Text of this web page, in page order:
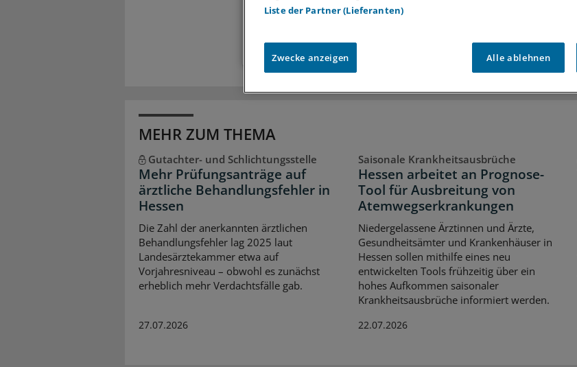
Zugriff auf allemedizinischen Berichte und Kommentare
Voraussetzungen für den Zugang
MEHR ZUM THEMA
Gutachter- und Schlichtungsstelle
Mehr Prüfungsanträge auf
ärztliche Behandlungsfehler in
Hessen
Die Zahl der anerkannten ärztlichen
Behandlungsfehler lag 2025 laut
Landesärztekammer etwa auf
Vorjahresniveau – obwohl es zunächst
erheblich mehr Verdachtsfälle gab.
27.07.2026
Saisonale Krankheitsausbrüche
Hessen arbeitet an Prognose-
Tool für Ausbreitung von
Atemwegserkrankungen
Niedergelassene Ärztinnen und Ärzte,
Gesundheitsämter und Krankenhäuser in
Hessen sollen mithilfe eines neu
entwickelten Tools frühzeitig über ein
hohes Aufkommen saisonaler
Krankheitsausbrüche informiert werden.
22.07.2026
Liste der Partner (Lieferanten)
Zwecke anzeigen Alle ablehnen